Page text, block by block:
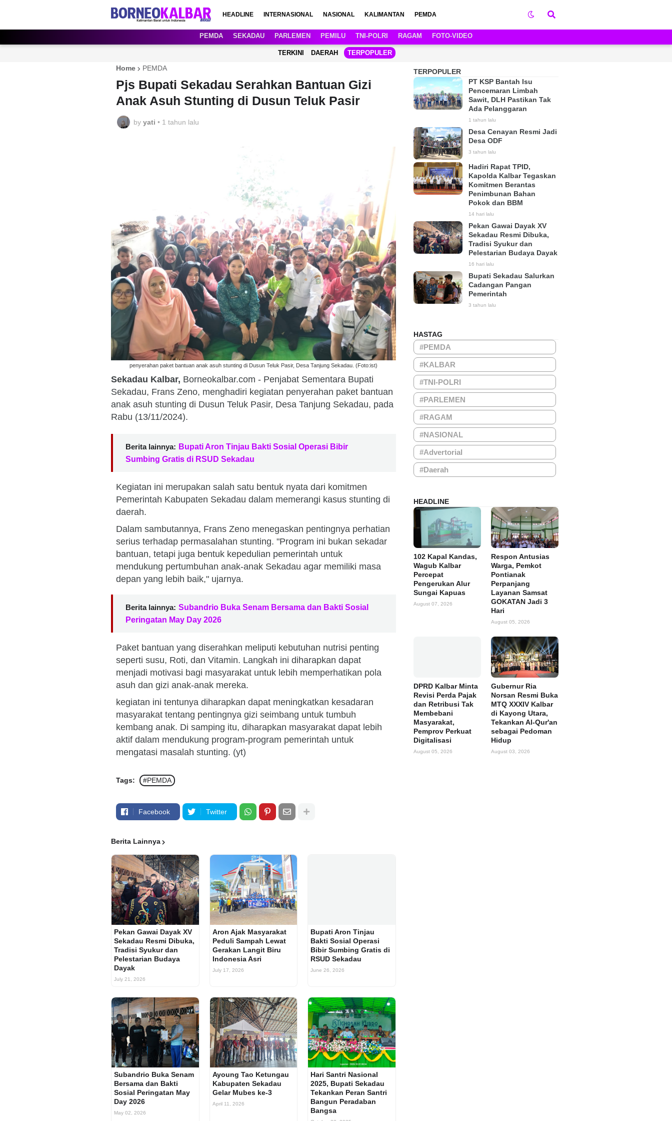
HEADLINE INTERNASIONAL NASIONAL KALIMANTAN PEMDA
PEMDA SEKADAU PARLEMEN PEMILU TNI-POLRI RAGAM FOTO-VIDEO
TERKINI DAERAH TERPOPULER
Home PEMDA
Pjs Bupati Sekadau Serahkan Bantuan Gizi
Anak Asuh Stunting di Dusun Teluk Pasir
by yati • 1 tahun lalu
penyerahan paket bantuan anak asuh stunting di Dusun Teluk Pasir, Desa Tanjung Sekadau. (Foto:ist)
Sekadau Kalbar, Borneokalbar.com - Penjabat Sementara Bupati
Sekadau, Frans Zeno, menghadiri kegiatan penyerahan paket bantuan
anak asuh stunting di Dusun Teluk Pasir, Desa Tanjung Sekadau, pada
Rabu (13/11/2024).
Berita lainnya: Bupati Aron Tinjau Bakti Sosial Operasi Bibir
Sumbing Gratis di RSUD Sekadau
Kegiatan ini merupakan salah satu bentuk nyata dari komitmen
Pemerintah Kabupaten Sekadau dalam memerangi kasus stunting di
daerah.
Dalam sambutannya, Frans Zeno menegaskan pentingnya perhatian
serius terhadap permasalahan stunting. "Program ini bukan sekadar
bantuan, tetapi juga bentuk kepedulian pemerintah untuk
mendukung pertumbuhan anak-anak Sekadau agar memiliki masa
depan yang lebih baik," ujarnya.
Berita lainnya: Subandrio Buka Senam Bersama dan Bakti Sosial
Peringatan May Day 2026
Paket bantuan yang diserahkan meliputi kebutuhan nutrisi penting
seperti susu, Roti, dan Vitamin. Langkah ini diharapkan dapat
menjadi motivasi bagi masyarakat untuk lebih memperhatikan pola
asuh dan gizi anak-anak mereka.
kegiatan ini tentunya diharapkan dapat meningkatkan kesadaran
masyarakat tentang pentingnya gizi seimbang untuk tumbuh
kembang anak. Di samping itu, diharapkan masyarakat dapat lebih
aktif dalam mendukung program-program pemerintah untuk
mengatasi masalah stunting. (yt)
Tags: #PEMDA
Facebook Twitter
Berita Lainnya
Pekan Gawai Dayak XV
Sekadau Resmi Dibuka,
Tradisi Syukur dan
Pelestarian Budaya
Dayak
July 21, 2026
Aron Ajak Masyarakat
Peduli Sampah Lewat
Gerakan Langit Biru
Indonesia Asri
July 17, 2026
Bupati Aron Tinjau
Bakti Sosial Operasi
Bibir Sumbing Gratis di
RSUD Sekadau
June 26, 2026
Subandrio Buka Senam
Bersama dan Bakti
Sosial Peringatan May
Day 2026
May 02, 2026
Ayoung Tao Ketungau
Kabupaten Sekadau
Gelar Mubes ke-3
April 11, 2026
Hari Santri Nasional
2025, Bupati Sekadau
Tekankan Peran Santri
Bangun Peradaban
Bangsa
TERPOPULER
PT KSP Bantah Isu
Pencemaran Limbah
Sawit, DLH Pastikan Tak
Ada Pelanggaran
1 tahun lalu
Desa Cenayan Resmi Jadi
Desa ODF
3 tahun lalu
Hadiri Rapat TPID,
Kapolda Kalbar Tegaskan
Komitmen Berantas
Penimbunan Bahan
Pokok dan BBM
14 hari lalu
Pekan Gawai Dayak XV
Sekadau Resmi Dibuka,
Tradisi Syukur dan
Pelestarian Budaya Dayak
16 hari lalu
Bupati Sekadau Salurkan
Cadangan Pangan
Pemerintah
3 tahun lalu
HASTAG
#PEMDA
#KALBAR
#TNI-POLRI
#PARLEMEN
#RAGAM
#NASIONAL
#Advertorial
#Daerah
HEADLINE
102 Kapal Kandas,
Wagub Kalbar
Percepat
Pengerukan Alur
Sungai Kapuas
August 07, 2026
Respon Antusias
Warga, Pemkot
Pontianak
Perpanjang
Layanan Samsat
GOKATAN Jadi 3
Hari
August 05, 2026
DPRD Kalbar Minta
Revisi Perda Pajak
dan Retribusi Tak
Membebani
Masyarakat,
Pemprov Perkuat
Digitalisasi
August 05, 2026
Gubernur Ria
Norsan Resmi Buka
MTQ XXXIV Kalbar
di Kayong Utara,
Tekankan Al-Qur'an
sebagai Pedoman
Hidup
August 03, 2026